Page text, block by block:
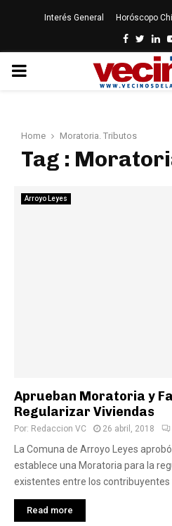
Interés General Horóscopo
Facebook
PRIMARY
Home Moratoria. Tributos
Tag :
Arroyo Leyes
Aprueban Moratoria y
Regularizar Viviendas
Por: Redaccion VC 26 abril, 2018
La Comuna de Arroyo Leyes
establece una Moratoria para la
existentes entre los contribuyentes
Read more